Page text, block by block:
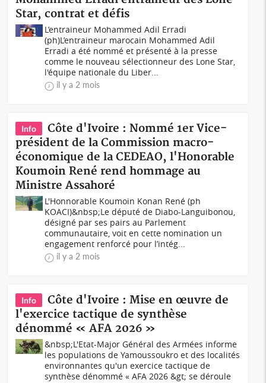
Star, contrat et défis
L’entraineur Mohammed Adil Erradi
(ph)L’entraineur marocain Mohammed Adil
Erradi a été nommé et présenté à la presse
comme le nouveau sélectionneur des Lone Star,
l'équipe nationale du Liber...
il y a 2 mois
Info
Côte d'Ivoire : Nommé 1er Vice-
président de la Commission macro-
économique de la CEDEAO, l'Honorable
Koumoin René rend hommage au
Ministre Assahoré
L'Honnorable Koumoin Konan René (ph
KOACI)&nbsp;Le député de Diabo-Languibonou,
désigné par ses pairs au Parlement
communautaire, voit en cette nomination un
engagement renforcé pour l’intég...
il y a 2 mois
Info
Côte d'Ivoire : Mise en œuvre de
l'exercice tactique de synthèse
dénommé « AFA 2026 »
&nbsp;L'Etat-Major Général des Armées informe
les populations de Yamoussoukro et des localités
environnantes qu'un exercice tactique de
synthèse dénommé « AFA 2026 &gt; se déroule